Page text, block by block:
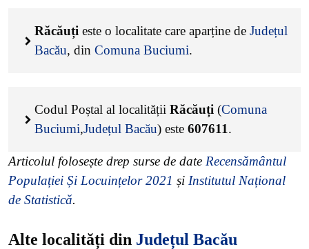
Răcăuți este o localitate care aparține de Județul
Bacău, din Comuna Buciumi.
Codul Poștal al localității Răcăuți (Comuna
Buciumi,Județul Bacău) este 607611.
Articolul folosește drep surse de date Recensământul
Populației Și Locuințelor 2021 și Institutul Național
de Statistică.
Alte localități din Județul Bacău